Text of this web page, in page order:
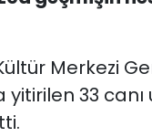
Merkezi
yitirilen 33